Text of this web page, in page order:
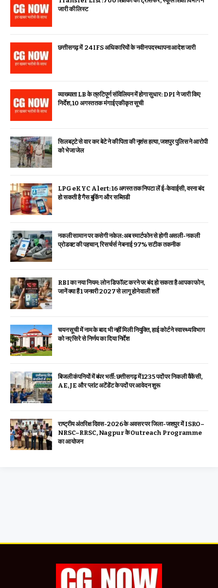
जारी की लिस्ट
छत्तीसगढ़ में 24 IFS अधिकारियों के नवीन पदस्थापना आदेश जारी
व्याख्याता LB के त्रुटिपूर्ण संविलियन में होगा सुधार: DPI ने जारी किए
निर्देश, 10 अगस्त तक मंगाई एकीकृत सूची
सिलबट्टे से वार कर बेटे ने की पिता की नृशंस हत्या, जशपुर पुलिस ने आरोपी
को भेजा जेल
LPG eKYC Alert: 16 अगस्त तक निपटा लें ई-केवाईसी, वरना बंद
हो सकती है गैस बुकिंग और सब्सिडी
नकली सामान पर कसेगी नकेल: अब स्मार्टफोन से होगी असली-नकली
प्रोडक्ट की पहचान, रिसर्चर्स ने बनाई 97% सटीक तकनीक
RBI का नया नियम: लोन डिफॉल्ट करने पर बंद हो सकता है आपका फोन,
जानें क्या हैं 1 जनवरी 2027 से लागू होने वाली शर्तें
चयन सूची में नाम के बाद भी नहीं मिली नियुक्ति, हाई कोर्ट ने स्वास्थ्य विभाग
को नए सिरे से निर्णय का दिया निर्देश
बिजली कंपनियों में बंपर भर्ती: छत्तीसगढ़ में 1235 पदों पर निकली वैकेंसी,
AE, JE और प्लांट अटेंडेंट के पदों पर आवेदन शुरू
राष्ट्रीय अंतरिक्ष दिवस-2026 के अवसर पर जिला-जशपुर में ISRO–
NRSC–RRSC, Nagpur के Outreach Programme
का आयोजन